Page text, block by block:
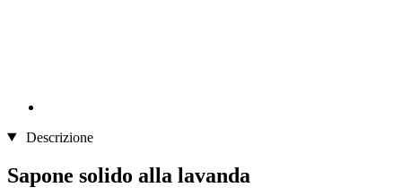
Descrizione
Sapone solido alla lavanda